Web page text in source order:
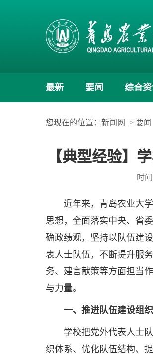
最新 要闻 综合
您现在的位置： 新闻网 > 要闻
【典型经验】
时
近年来，青岛农业大
思想，全面落实中央、省
确政绩观，坚持以队伍建
表人士队伍，不断提升服
务、建言献策等方面担当
与力量。
一、推进队伍建设组
学校把党外代表人士
织体系、优化队伍结构、